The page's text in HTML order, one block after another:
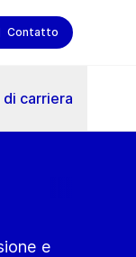
Contatto
carriera
e